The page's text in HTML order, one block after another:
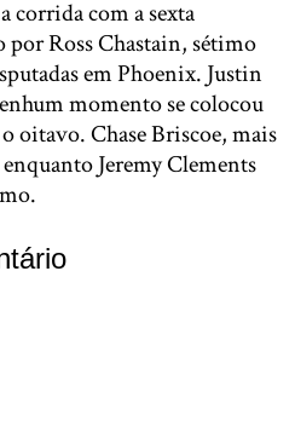
corrida com a sexta
por Ross Chastain, sétimo
em Phoenix. Justin
momento se colocou
oitavo. Chase Briscoe, mais
Jeremy Clements